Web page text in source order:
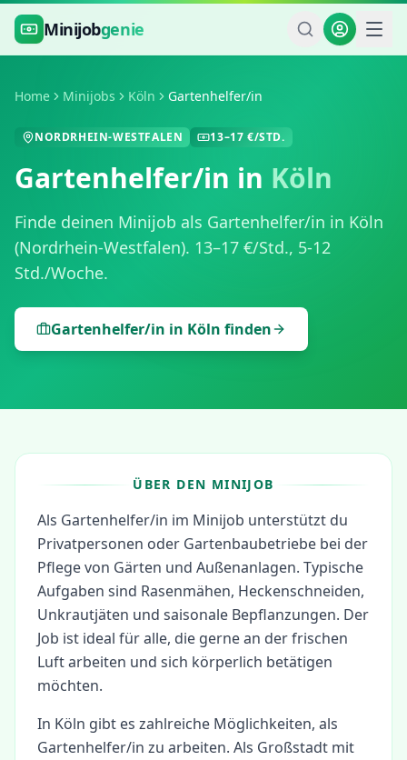
Zum Hauptinhalt springen
Minijobgenie
Home Minijobs Köln Gartenhelfer/in
NORDRHEIN-WESTFALEN 13–17 €/STD.
Gartenhelfer/in in Köln
Finde deinen Minijob als Gartenhelfer/in in Köln
(Nordrhein-Westfalen). 13–17 €/Std., 5-12
Std./Woche.
Gartenhelfer/in in Köln finden
ÜBER DEN MINIJOB
Als Gartenhelfer/in im Minijob unterstützt du
Privatpersonen oder Gartenbaubetriebe bei der
Pflege von Gärten und Außenanlagen. Typische
Aufgaben sind Rasenmähen, Heckenschneiden,
Unkrautjäten und saisonale Bepflanzungen. Der
Job ist ideal für alle, die gerne an der frischen
Luft arbeiten und sich körperlich betätigen
möchten.
In Köln gibt es zahlreiche Möglichkeiten, als
Gartenhelfer/in zu arbeiten. Als Großstadt mit